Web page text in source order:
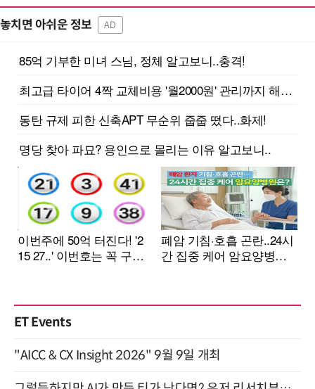
놓치면 아쉬운 정보 AD
ET Events
"AICC & CX Insight 2026" 9월 9일 개최